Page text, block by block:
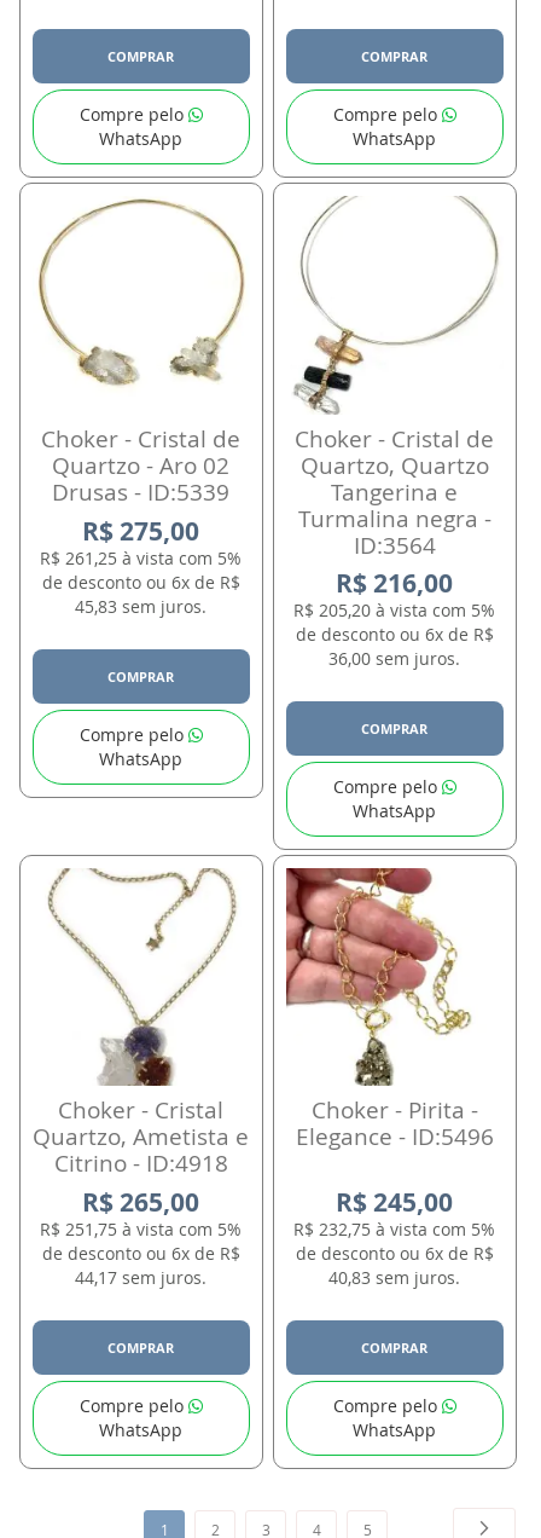
COMPRAR
Compre pelo
WhatsApp
COMPRAR
Compre pelo
WhatsApp
Choker - Cristal de
Quartzo - Aro 02
Drusas - ID:5339
R$ 275,00
R$ 261,25 à vista com 5%
de desconto ou 6x de R$
45,83 sem juros.
COMPRAR
Compre pelo
WhatsApp
Choker - Cristal de
Quartzo, Quartzo
Tangerina e
Turmalina negra -
ID:3564
R$ 216,00
R$ 205,20 à vista com 5%
de desconto ou 6x de R$
36,00 sem juros.
COMPRAR
Compre pelo
WhatsApp
Choker - Cristal
Quartzo, Ametista e
Citrino - ID:4918
R$ 265,00
R$ 251,75 à vista com 5%
de desconto ou 6x de R$
44,17 sem juros.
COMPRAR
Compre pelo
WhatsApp
Choker - Pirita -
Elegance - ID:5496
R$ 245,00
R$ 232,75 à vista com 5%
de desconto ou 6x de R$
40,83 sem juros.
COMPRAR
Compre pelo
WhatsApp
Página
Você
1 Página
2 Página
3 Página
4 Página
5